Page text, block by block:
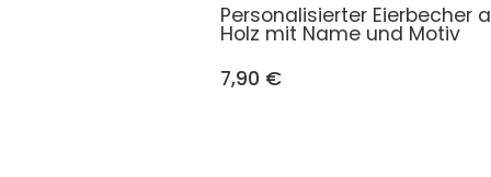
Personalisierter Eierbecher
Holz mit Name und Motiv
7,90 €